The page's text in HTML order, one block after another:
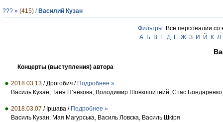
??? » (415) / Василий Кузан
Фильтры: Все персоналии со
А
Б В Г Д Е Ж З И Й К Л
Концерты (выступления) автора
2018.03.13 / Дрогобич / Подробнее »
Василь Кузан, Таня П’янкова, Володимир Шовкошитний, Стас
2018.03.07 / Іршава / Подробнее »
Василь Кузан, Мая Магурська, Василь Ловска, Василь Шкіря